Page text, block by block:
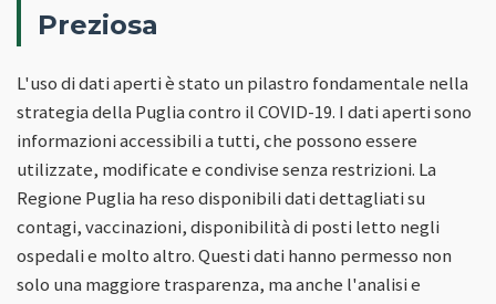
Preziosa
L'uso di dati aperti è stato un pilastro fondamentale nella
strategia della Puglia contro il COVID-19. I dati aperti sono
informazioni accessibili a tutti, che possono essere
utilizzate, modificate e condivise senza restrizioni. La
Regione Puglia ha reso disponibili dati dettagliati su
contagi, vaccinazioni, disponibilità di posti letto negli
ospedali e molto altro. Questi dati hanno permesso non
solo una maggiore trasparenza, ma anche l'analisi e